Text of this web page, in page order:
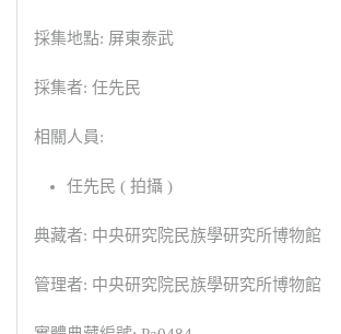
採集地點: 屏東泰武
採集者: 任先民
相關人員:
任先民 ( 拍攝 )
典藏者: 中央研究院民族學研究所博物館
管理者: 中央研究院民族學研究所博物館